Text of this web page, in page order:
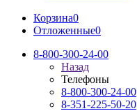
Корзина0
Отложенные0
8-800-300-24-00
Назад
Телефоны
8-800-300-24-00
8-351-225-50-20